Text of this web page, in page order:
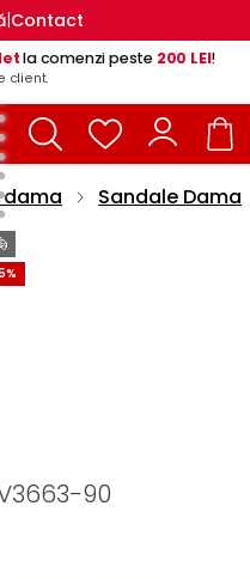
|Contact
la comenzi peste 200 LEI!
client.
Sandale Dama
90